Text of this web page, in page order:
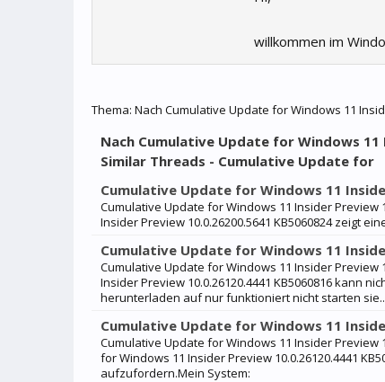
willkommen im
Thema: Nach Cumulative Update for Windows 11
Nach Cumulative Update for Windows
Similar Threads - Cumulative Update for
Cumulative Update for Windows 11
Cumulative Update for Windows 11 Insider Preview
Insider Preview 10.0.26200.5641 KB5060824 zeigt
Cumulative Update for Windows 11
Cumulative Update for Windows 11 Insider Preview
Insider Preview 10.0.26120.4441 KB5060816 kann
herunterladen auf nur funktioniert nicht starten
Cumulative Update for Windows 11
Cumulative Update for Windows 11 Insider Preview
for Windows 11 Insider Preview 10.0.26120.4441
aufzufordern.Mein System: